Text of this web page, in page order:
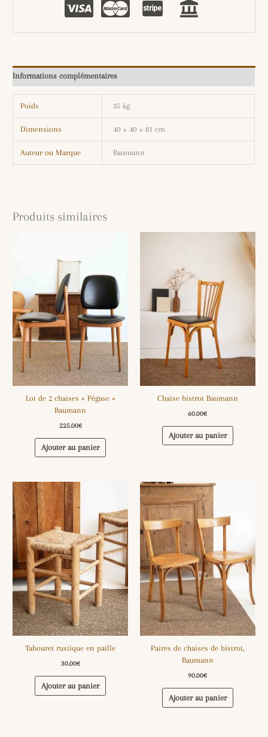
Informations complémentaires
Poids 35 kg
Dimensions 40 × 40 × 81 cm
Auteur ou Marque Baumann
Produits similaires
Lot de 2 chaises « Pégase »
Baumann
225.00€
Ajouter au panier
Chaise bistrot Baumann
60.00€
Ajouter au panier
Tabouret rustique en paille
30.00€
Ajouter au panier
Paires de chaises de bistrot,
Baumann
90.00€
Ajouter au panier